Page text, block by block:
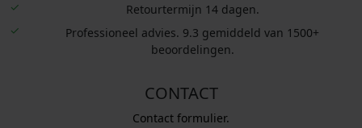
Retourtermijn 14 dagen.
Professioneel advies. 9.3 gemiddeld van 1500+
beoordelingen.
CONTACT
Contact formulier.